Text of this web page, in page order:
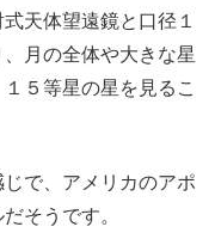
天体望遠鏡と口径１
月の全体や大きな星
５等星の星を見るこ
で、アメリカのアポ
そうです。